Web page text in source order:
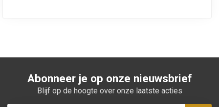
Abonneer je op onze nieuwsbrief
Blijf op de hoogte over onze laatste acties